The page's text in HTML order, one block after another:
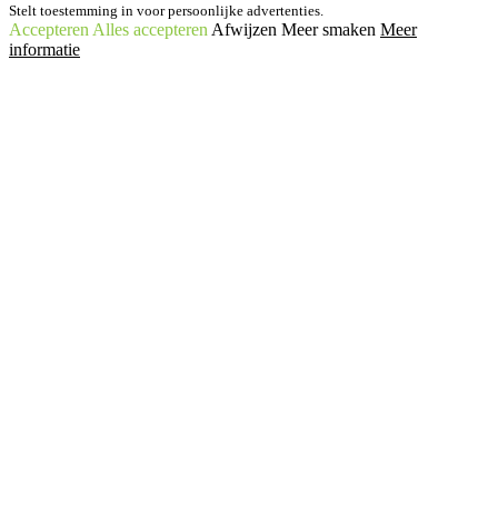
Stelt toestemming in voor persoonlijke advertenties.
Accepteren Alles accepteren Afwijzen Meer smaken Meer
informatie